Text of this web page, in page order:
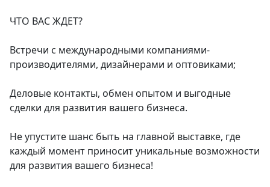
ЧТО ВАС ЖДЕТ?
Встречи с международными компаниями-
производителями, дизайнерами и оптовиками;
Деловые контакты, обмен опытом и выгодные
сделки для развития вашего бизнеса.
Не упустите шанс быть на главной выставке, где
каждый момент приносит уникальные возможности
для развития вашего бизнеса!